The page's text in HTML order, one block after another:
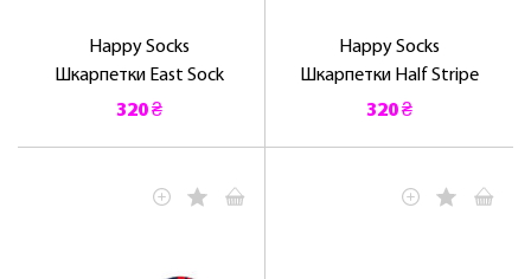
Happy Socks
Шкарпетки East Sock
320 ₴
Happy Socks
Шкарпетки Half Stripe
320 ₴